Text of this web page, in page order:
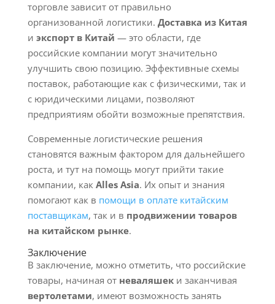
торговле зависит от правильно
организованной логистики. Доставка из Китая
и экспорт в Китай — это области, где
российские компании могут значительно
улучшить свою позицию. Эффективные схемы
поставок, работающие как с физическими, так и
с юридическими лицами, позволяют
предприятиям обойти возможные препятствия.
Современные логистические решения
становятся важным фактором для дальнейшего
роста, и тут на помощь могут прийти такие
компании, как Alles Asia. Их опыт и знания
помогают как в помощи в оплате китайским
поставщикам, так и в продвижении товаров
на китайском рынке.
Заключение
В заключение, можно отметить, что российские
товары, начиная от неваляшеки заканчивая
вертолетами, имеют возможность занять